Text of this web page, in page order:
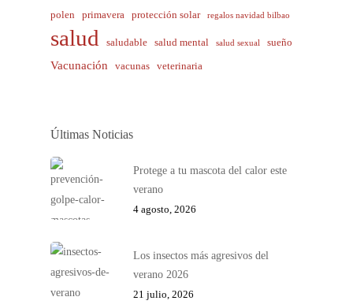
polen
primavera protección solar regalos navidad bilbao
salud saludable salud mental salud sexual sueño
Vacunación vacunas veterinaria
Últimas Noticias
Protege a tu mascota del calor este
verano
4 agosto, 2026
Los insectos más agresivos del
verano 2026
21 julio, 2026